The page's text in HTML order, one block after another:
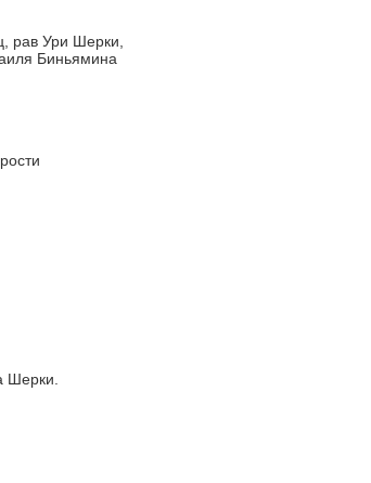
рав Ури Шерки,
Биньямина
Шерки.